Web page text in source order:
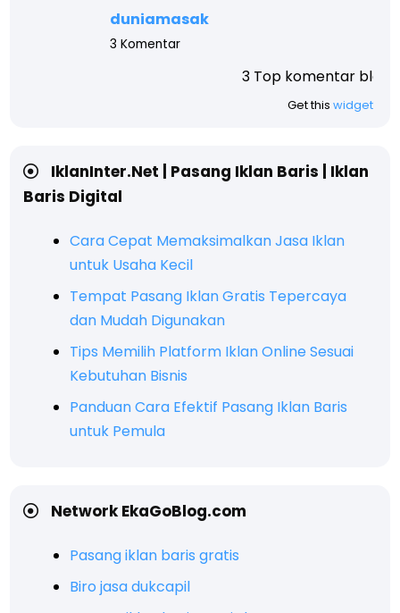
duniamasak
3 Komentar
3 Top komentar blog ini teratas,
Get this widget
IklanInter.Net | Pasang Iklan Baris | Iklan
Baris Digital
Cara Cepat Memaksimalkan Jasa Iklan
untuk Usaha Kecil
Tempat Pasang Iklan Gratis Tepercaya
dan Mudah Digunakan
Tips Memilih Platform Iklan Online Sesuai
Kebutuhan Bisnis
Panduan Cara Efektif Pasang Iklan Baris
untuk Pemula
Network EkaGoBlog.com
Pasang iklan baris gratis
Biro jasa dukcapil